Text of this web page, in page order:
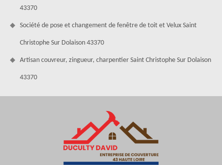
43370
Société de pose et changement de fenêtre de toit et Velux Saint
Christophe Sur Dolaison 43370
Artisan couvreur, zingueur, charpentier Saint Christophe Sur Dolaison
43370